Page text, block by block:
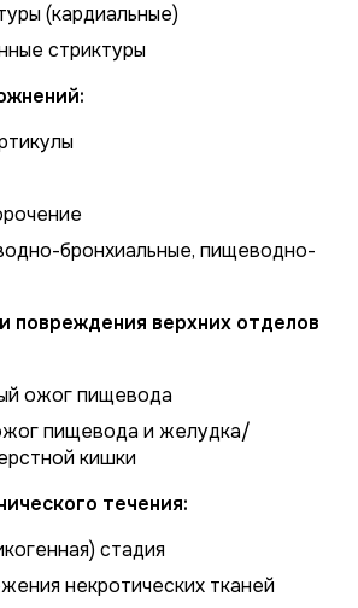
(кардиальные)
стриктуры
бронхиальные, пищеводно-
повреждения верхних отделов
ожог пищевода
пищевода и желудка/
кишки
течения:
стадия
некротических тканей